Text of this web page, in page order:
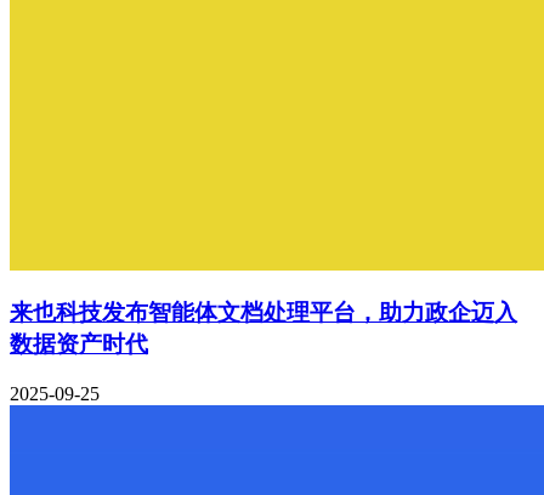
来也科技发布智能体文档处理平台，助力政企迈入
数据资产时代
2025-09-25